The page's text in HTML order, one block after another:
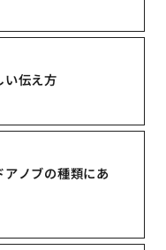
い伝え方
アノブの種類にあ